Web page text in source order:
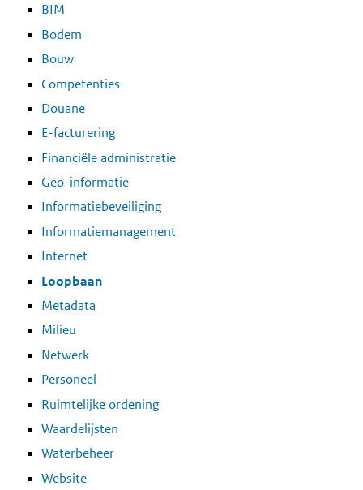
BIM
Bodem
Bouw
Competenties
Douane
E-facturering
Financiële administratie
Geo-informatie
Informatiebeveiliging
Informatiemanagement
Internet
Loopbaan
Metadata
Milieu
Netwerk
Personeel
Ruimtelijke ordening
Waardelijsten
Waterbeheer
Website